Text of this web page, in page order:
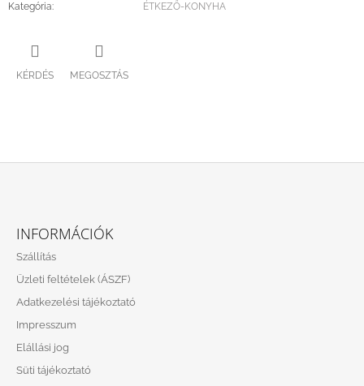
Kategória: ÉTKEZŐ-KONYHA
KÉRDÉS MEGOSZTÁS
INFORMÁCIÓK
Szállítás
Üzleti feltételek (ÁSZF)
Adatkezelési tájékoztató
Impresszum
Elállási jog
Süti tájékoztató